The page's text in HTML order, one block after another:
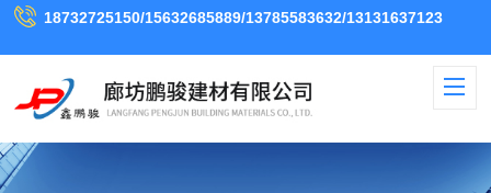
18732725150/15632685889/13785583632/13131637123